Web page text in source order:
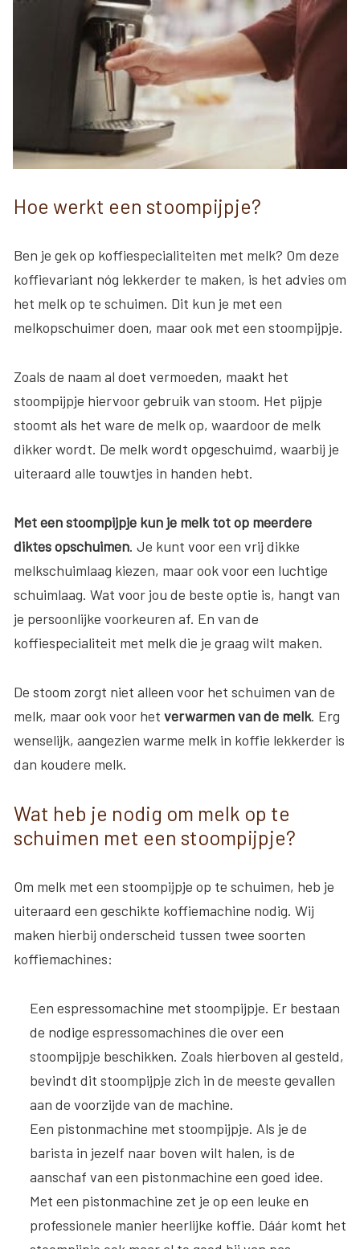
Hoe werkt een stoompijpje?
Ben je gek op koffiespecialiteiten met melk? Om deze
koffievariant nóg lekkerder te maken, is het advies om
het melk op te schuimen. Dit kun je met een
melkopschuimer doen, maar ook met een stoompijpje.
Zoals de naam al doet vermoeden, maakt het
stoompijpje hiervoor gebruik van stoom. Het pijpje
stoomt als het ware de melk op, waardoor de melk
dikker wordt. De melk wordt opgeschuimd, waarbij je
uiteraard alle touwtjes in handen hebt.
Met een stoompijpje kun je melk tot op meerdere
diktes opschuimen. Je kunt voor een vrij dikke
melkschuimlaag kiezen, maar ook voor een luchtige
schuimlaag. Wat voor jou de beste optie is, hangt van
je persoonlijke voorkeuren af. En van de
koffiespecialiteit met melk die je graag wilt maken.
De stoom zorgt niet alleen voor het schuimen van de
melk, maar ook voor het verwarmen van de melk. Erg
wenselijk, aangezien warme melk in koffie lekkerder is
dan koudere melk.
Wat heb je nodig om melk op te
schuimen met een stoompijpje?
Om melk met een stoompijpje op te schuimen, heb je
uiteraard een geschikte koffiemachine nodig. Wij
maken hierbij onderscheid tussen twee soorten
koffiemachines:
Een espressomachine met stoompijpje. Er bestaan
de nodige espressomachines die over een
stoompijpje beschikken. Zoals hierboven al gesteld,
bevindt dit stoompijpje zich in de meeste gevallen
aan de voorzijde van de machine.
Een pistonmachine met stoompijpje. Als je de
barista in jezelf naar boven wilt halen, is de
aanschaf van een pistonmachine een goed idee.
Met een pistonmachine zet je op een leuke en
professionele manier heerlijke koffie. Dáár komt het